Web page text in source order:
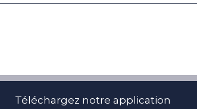
Téléchargez notre application